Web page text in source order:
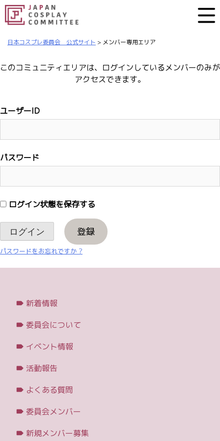
日本コスプレ委員会 公式サイト > メンバー専用エリア
このコミュニティエリアは、ログインしているメンバーのみが
アクセスできます。
ユーザーID
パスワード
ログイン状態を保存する
登録
パスワードをお忘れですか ?
新着情報
委員会について
イベント情報
活動報告
よくある質問
委員会メンバー
新規メンバー募集